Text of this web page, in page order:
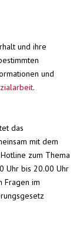
und ihre
und
.
das
mit dem
zum Thema
Uhr bis 20.00 Uhr
Fragen im